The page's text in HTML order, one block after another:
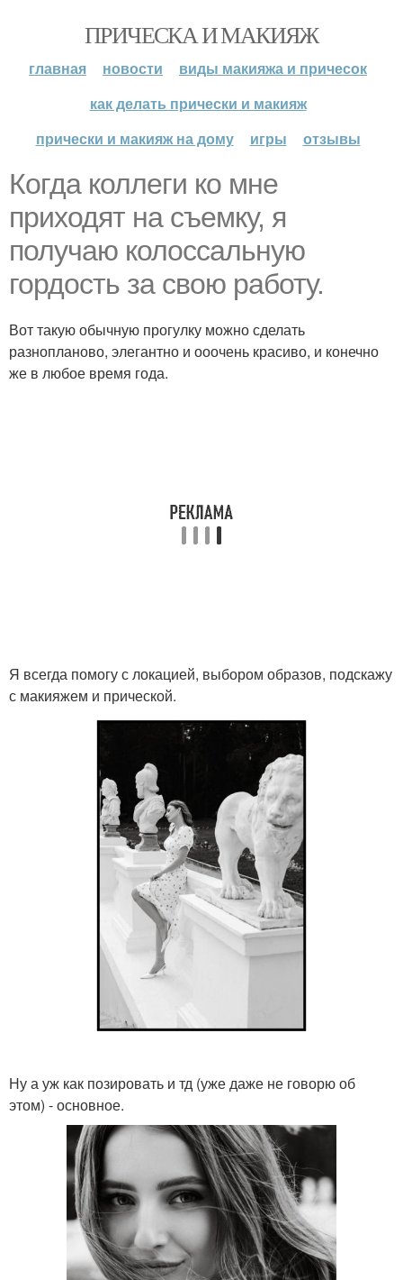
ПРИЧЕСКА И МАКИЯЖ
главная новости
виды макияжа и причесок
как делать прически и макияж
прически и макияж на дому
игры отзывы
Когда коллеги ко мне
приходят на съемку, я
получаю колоссальную
гордость за свою работу.
Вот такую обычную прогулку можно сделать
разнопланово, элегантно и ооочень красиво, и конечно
же в любое время года.
Я всегда помогу с локацией, выбором образов, подскажу
с макияжем и прической.
Ну а уж как позировать и тд (уже даже не говорю об
этом) - основное.